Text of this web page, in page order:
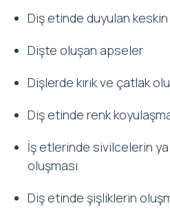
Diş etinde duyulan keskin
Dişte oluşan apseler
Dişlerde kırık ve çatlak
Diş etinde renk
İş etlerinde sivilcelerin ya
oluşması
Diş etinde şişliklerin